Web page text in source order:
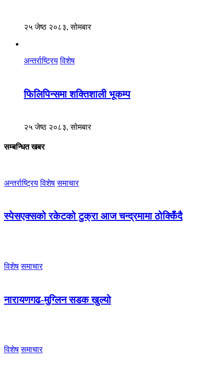
२५ जेष्ठ २०८३, सोमबार
अन्तर्राष्ट्रिय विशेष
फिलिपिन्समा शक्तिशाली भूकम्प
२५ जेष्ठ २०८३, सोमबार
सम्बन्धित खबर
अन्तर्राष्ट्रिय विशेष समाचार
स्पेसएक्सको रकेटको टुक्रा आज चन्द्रमामा ठोक्किँदै
विशेष समाचार
नारायणगढ-मुग्लिन सडक खुल्यो
विशेष समाचार